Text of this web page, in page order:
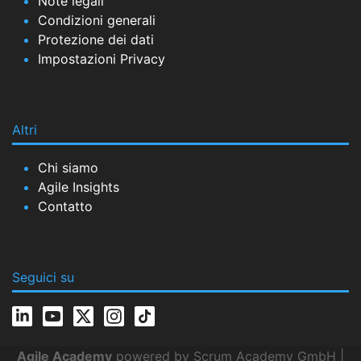
Condizioni generali
Protezione dei dati
Impostazioni Privacy
Altri
Chi siamo
Agile Insights
Contatto
Seguici su
Agile Academy powered by Scrum Academy GmbH |